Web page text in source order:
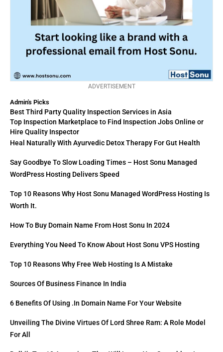
ADVERTISEMENT
Admin's Picks
Best Third Party Quality Inspection Services in Asia
Top Inspection Marketplace to Find Inspection Jobs Online or
Hire Quality Inspector
Heal Naturally With Ayurvedic Detox Therapy For Gut Health
Say Goodbye To Slow Loading Times – Host Sonu Managed
WordPress Hosting Delivers Speed
Top 10 Reasons Why Host Sonu Managed WordPress Hosting Is
Worth It.
How To Buy Domain Name From Host Sonu In 2024
Everything You Need To Know About Host Sonu VPS Hosting
Top 10 Reasons Why Free Web Hosting Is A Mistake
Sources Of Business Finance In India
6 Benefits Of Using .in Domain Name For Your Website
Unveiling The Divine Virtues Of Lord Shree Ram: A Role Model
For All